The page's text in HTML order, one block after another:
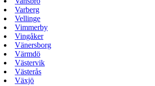
Varberg
Vellinge
Vimmerby
Vingåker
Vänersborg
Värmdö
Västervik
Västerås
Växjö